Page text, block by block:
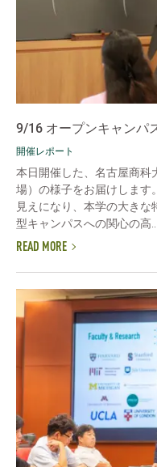
9/16 オープンキャンパ
開催レポート
本日開催した、名古屋商科
場）の様子をお届けします
見えになり、本学の大き
型キャンパスへの関心の高...
READ MORE